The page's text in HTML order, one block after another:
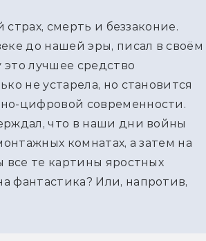
смерть и беззаконие.
до нашей эры, писал в своём
это лучшее средство
не устарела, но становится
цифровой современности.
что в наши дни войны
комнатах, а затем на
те картины яростных
фантастика? Или, напротив,